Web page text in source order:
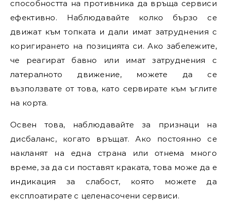
способността на противника да връща сервиси
ефективно. Наблюдавайте колко бързо се
движат към топката и дали имат затруднения с
коригирането на позицията си. Ако забележите,
че реагират бавно или имат затруднения с
латералното движение, можете да се
възползвате от това, като сервирате към ъглите
на корта.
Освен това, наблюдавайте за признаци на
дисбаланс, когато връщат. Ако постоянно се
накланят на една страна или отнема много
време, за да си поставят краката, това може да е
индикация за слабост, която можете да
експлоатирате с целенасочени сервиси.